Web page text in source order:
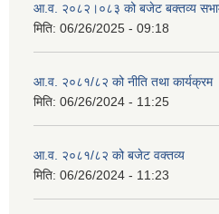
आ‍.व. २०८२।०८३ को बजेट बक्तव्य
मिति: 06/26/2025 - 09:18
आ.व. २०८१/८२ को नीति तथा कार्यक्रम
मिति: 06/26/2024 - 11:25
आ.व. २०८१/८२ को बजेट वक्तव्य
मिति: 06/26/2024 - 11:23